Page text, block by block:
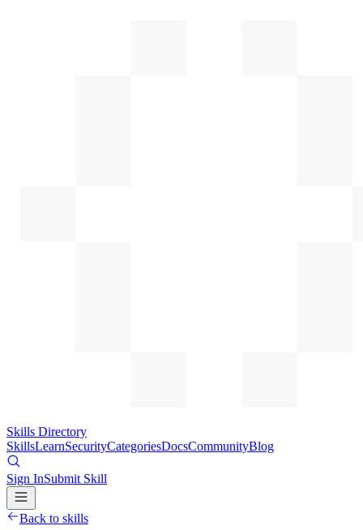
Skills Directory
SkillsLearnSecurityCategoriesDocsCommunityBlog
Sign InSubmit Skill
Back to skills